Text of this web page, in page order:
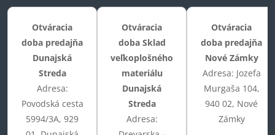
Otváracia
doba predajňa
Dunajská
Streda
Adresa:
Povodská cesta
5994/3A, 929
Otváracia
doba Sklad
veľkoplošného
materiálu
Dunajská
Streda
Adresa:
Otváracia
doba predajňa
Nové Zámky
Adresa: Jozefa
Murgaša 104,
940 02, Nové
Zámky